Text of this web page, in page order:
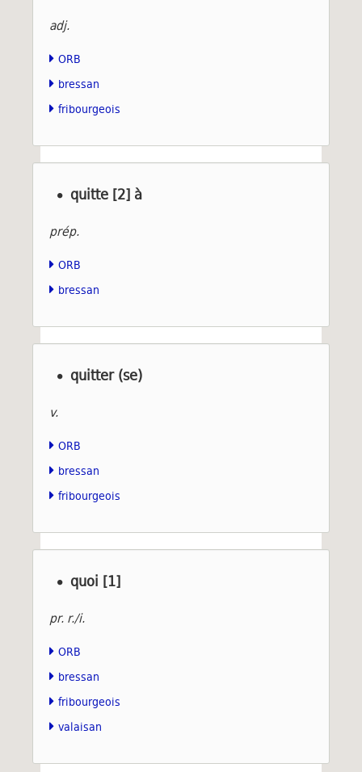
adj.
ORB
bressan
fribourgeois
quitte [2] à
prép.
ORB
bressan
quitter (se)
v.
ORB
bressan
fribourgeois
quoi [1]
pr. r./i.
ORB
bressan
fribourgeois
valaisan